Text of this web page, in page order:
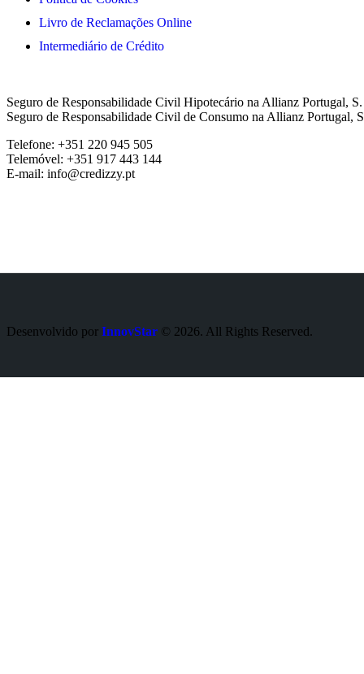
Livro de Reclamações Online
Intermediário de Crédito
Seguro de Responsabilidade Civil Hipotecário na Allianz Portugal,
Seguro de Responsabilidade Civil de Consumo na Allianz Portugal,
Telefone: +351 220 945 505
Telemóvel: +351 917 443 144
E-mail: info@credizzy.pt
Desenvolvido por InnovStar © 2026. All Rights Reserved.